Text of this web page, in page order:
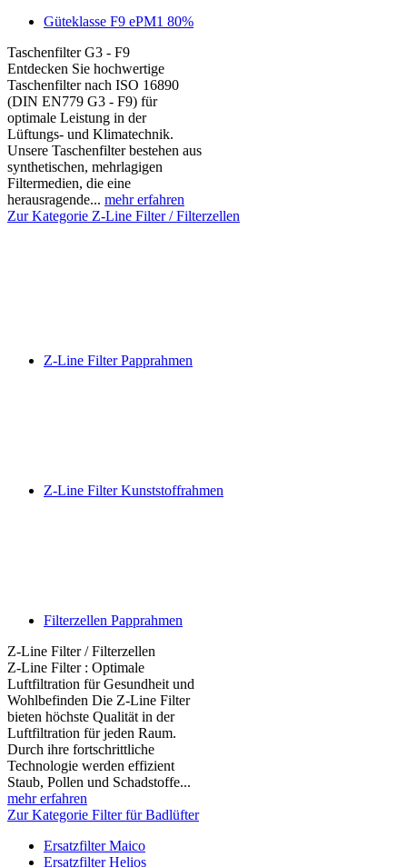
Güteklasse F9 ePM1 80%
Taschenfilter G3 - F9
Entdecken Sie hochwertige
Taschenfilter nach ISO 16890
(DIN EN779 G3 - F9) für
optimale Leistung in der
Lüftungs- und Klimatechnik.
Unsere Taschenfilter bestehen aus
synthetischen, mehrlagigen
Filtermedien, die eine
herausragende... mehr erfahren
Zur Kategorie Z-Line Filter / Filterzellen
Z-Line Filter Papprahmen
Z-Line Filter Kunststoffrahmen
Filterzellen Papprahmen
Z-Line Filter / Filterzellen
Z-Line Filter : Optimale
Luftfiltration für Gesundheit und
Wohlbefinden Die Z-Line Filter
bieten höchste Qualität in der
Luftfiltration für jeden Raum.
Durch ihre fortschrittliche
Technologie werden effizient
Staub, Pollen und Schadstoffe...
mehr erfahren
Zur Kategorie Filter für Badlüfter
Ersatzfilter Maico
Ersatzfilter Helios